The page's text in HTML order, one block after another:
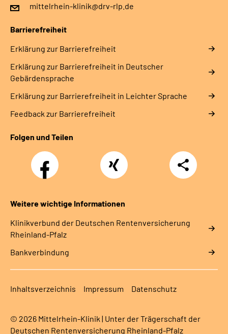
mittelrhein-klinik@drv-rlp.de
Barrierefreiheit
Erklärung zur Barrierefreiheit
Erklärung zur Barrierefreiheit in Deutscher
Gebärdensprache
Erklärung zur Barrierefreiheit in Leichter Sprache
Feedback zur Barrierefreiheit
Folgen und Teilen
Facebook Xing
Teilen
Weitere wichtige Informationen
Klinikverbund der Deutschen Rentenversicherung
Rheinland-Pfalz
Bankverbindung
Inhaltsverzeichnis Impressum Datenschutz
© 2026 Mittelrhein-Klinik | Unter der Trägerschaft der
Deutschen Rentenversicherung Rheinland-Pfalz